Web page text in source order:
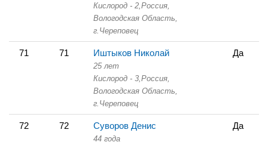
Кислород - 2, Россия,
Вологодская Область,
г.Череповец
71 71 Иштыков Николай
25 лет
Кислород - 3, Россия,
Вологодская Область,
г.Череповец
Да
72 72 Суворов Денис
44 года
Да